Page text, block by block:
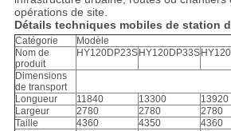
opérations de site.
Détails techniques mobiles de station
Catégorie
Modèle
Nom de
produit
HY120DP23S HY120DP33S
Dimensions
de transport
Longueur
11840 13300 13920
Largeur
2780 2780 2780
Taille
4360 4350 4360